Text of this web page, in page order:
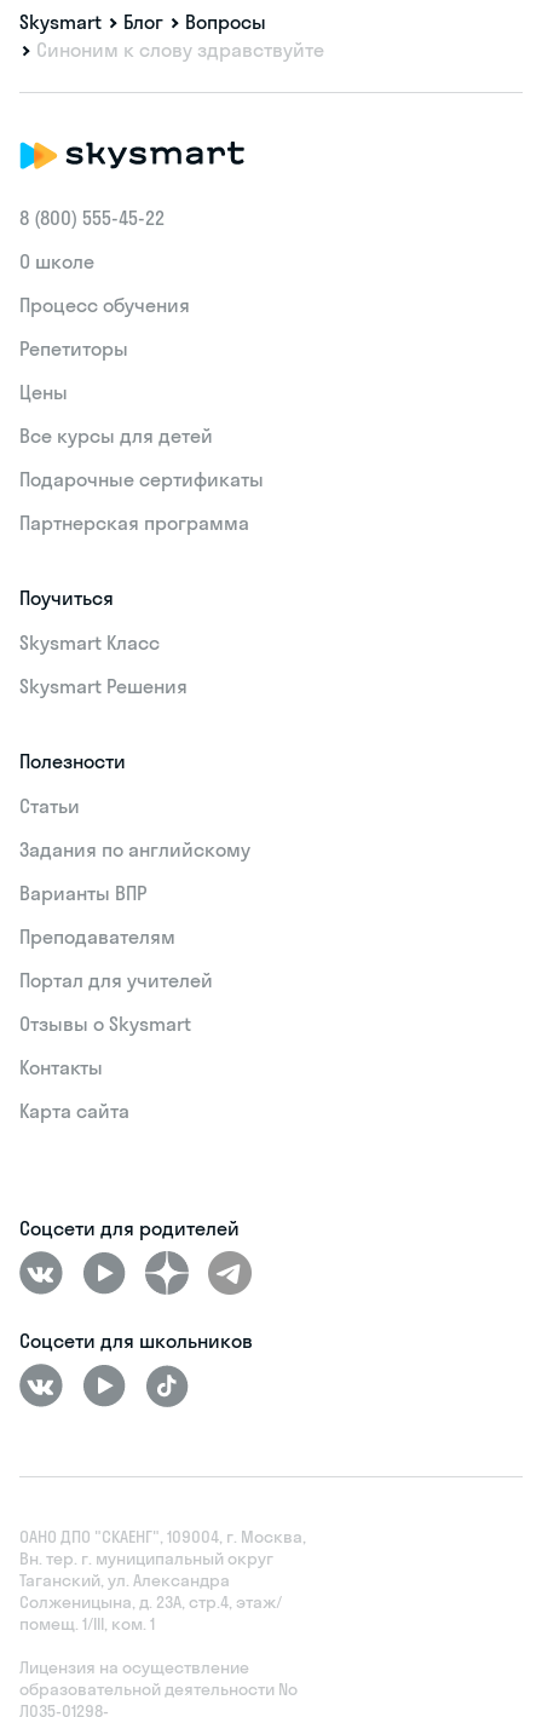
Skysmart Блог
Вопросы
Синоним к слову здравствуйте
8 (800) 555‑45-22
О школе
Процесс обучения
Репетиторы
Цены
Все курсы для детей
Подарочные сертификаты
Партнерская программа
Поучиться
Skysmart Класс
Skysmart Решения
Полезности
Статьи
Задания по английскому
Варианты ВПР
Преподавателям
Портал для учителей
Отзывы о Skysmart
Контакты
Карта сайта
Соцсети для родителей
Соцсети для школьников
ОАНО ДПО "СКАЕНГ", 109004, г. Москва,
Вн. тер. г. муниципальный округ
Таганский, ул. Александра
Солженицына, д. 23А, стр.4, этаж/
помещ. 1/III, ком. 1
Лицензия на осуществление
образовательной деятельности No
Л035‑01298-